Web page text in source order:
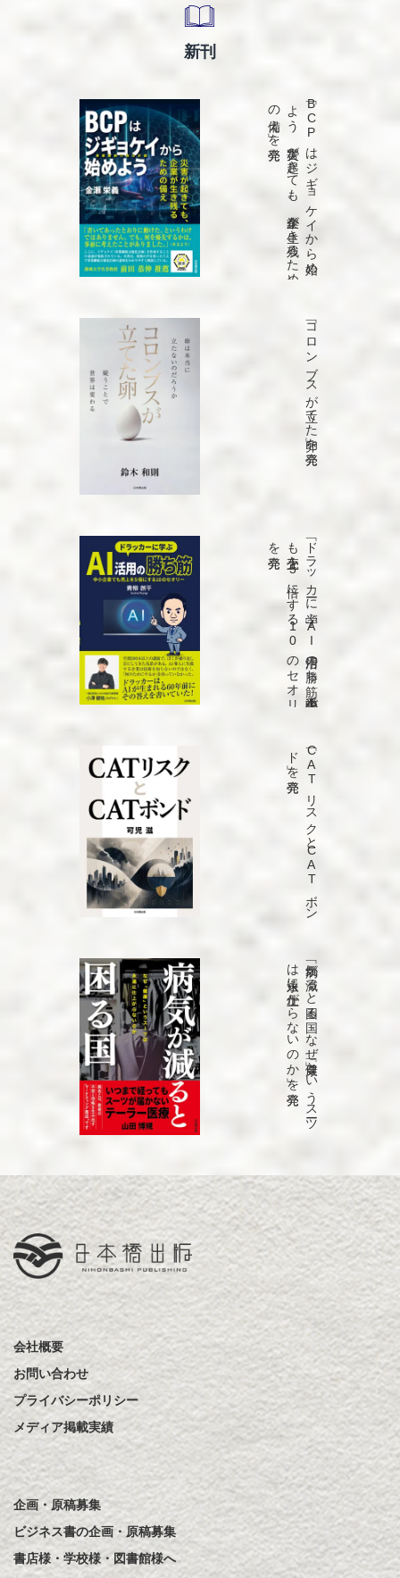
新刊
「B
C
P
は
ジ
ギ
ョ
ケ
イ
か
ら
始め
よ
う
災害が
起き
て
も
、
企業が
生き
残る
た
め
の
備え
」を
発売
「コロンブスが立てた卵」を発売
「ド
ラ
ッ
カ
ーに
学ぶ
A
I
活用の
勝ち
筋
中小企業で
も
売上を
5
倍に
す
る
1
0
の
セ
オ
リ
ー」
を
発売
「C
A
T
リ
ス
ク
と
C
A
T
ボ
ン
ド
」を
発売
「病気が
減る
と
困る
国
な
ぜ
「健康」と
い
う
ス
ーツ
は
永遠に
仕上が
ら
な
い
の
か
」を
発売
会社概要
お問い合わせ
プライバシーポリシー
メディア掲載実績
企画・原稿募集
ビジネス書の企画・原稿募集
書店様・学校様・図書館様へ